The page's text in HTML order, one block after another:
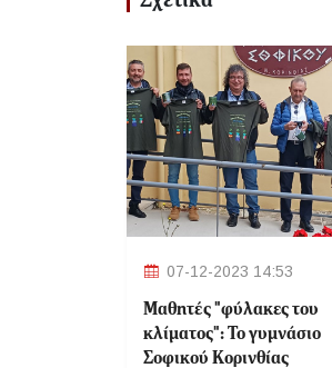
07-12-2023 14:53
Μαθητές "φύλακες του
κλίματος": Το γυμνάσιο
Σοφικού Κορινθίας